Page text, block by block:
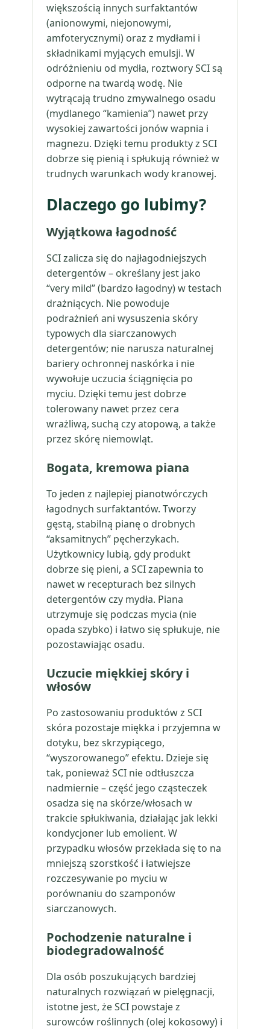
większością innych surfaktantów
(anionowymi, niejonowymi,
amfoterycznymi) oraz z mydłami i
składnikami myjących emulsji. W
odróżnieniu od mydła, roztwory SCI są
odporne na twardą wodę. Nie
wytrącają trudno zmywalnego osadu
(mydlanego “kamienia”) nawet przy
wysokiej zawartości jonów wapnia i
magnezu. Dzięki temu produkty z SCI
dobrze się pienią i spłukują również w
trudnych warunkach wody kranowej.
Dlaczego go lubimy?
Wyjątkowa łagodność
SCI zalicza się do najłagodniejszych
detergentów – określany jest jako
“very mild” (bardzo łagodny) w testach
drażniących. Nie powoduje
podrażnień ani wysuszenia skóry
typowych dla siarczanowych
detergentów; nie narusza naturalnej
bariery ochronnej naskórka i nie
wywołuje uczucia ściągnięcia po
myciu. Dzięki temu jest dobrze
tolerowany nawet przez cera
wrażliwą, suchą czy atopową, a także
przez skórę niemowląt.
Bogata, kremowa piana
To jeden z najlepiej pianotwórczych
łagodnych surfaktantów. Tworzy
gęstą, stabilną pianę o drobnych
“aksamitnych” pęcherzykach.
Użytkownicy lubią, gdy produkt
dobrze się pieni, a SCI zapewnia to
nawet w recepturach bez silnych
detergentów czy mydła. Piana
utrzymuje się podczas mycia (nie
opada szybko) i łatwo się spłukuje, nie
pozostawiając osadu.
Uczucie miękkiej skóry i
włosów
Po zastosowaniu produktów z SCI
skóra pozostaje miękka i przyjemna w
dotyku, bez skrzypiącego,
“wyszorowanego” efektu. Dzieje się
tak, ponieważ SCI nie odtłuszcza
nadmiernie – część jego cząsteczek
osadza się na skórze/włosach w
trakcie spłukiwania, działając jak lekki
kondycjoner lub emolient. W
przypadku włosów przekłada się to na
mniejszą szorstkość i łatwiejsze
rozczesywanie po myciu w
porównaniu do szamponów
siarczanowych.
Pochodzenie naturalne i
biodegradowalność
Dla osób poszukujących bardziej
naturalnych rozwiązań w pielęgnacji,
istotne jest, że SCI powstaje z
surowców roślinnych (olej kokosowy) i